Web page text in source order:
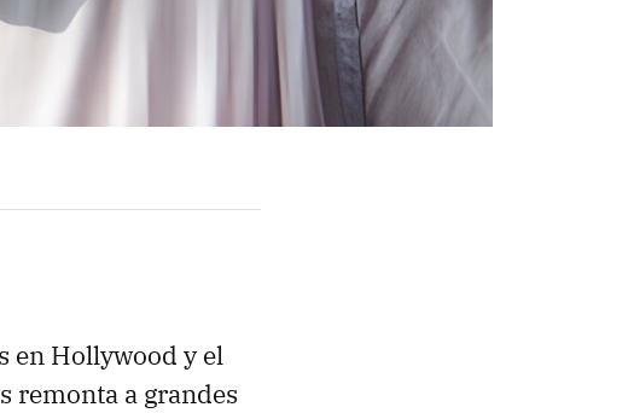
en Hollywood y el
remonta a grandes